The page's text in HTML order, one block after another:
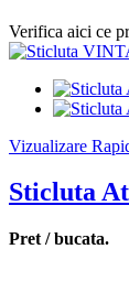
Verifica aici ce
Vizualizare
Sticluta
Pret / bucata.